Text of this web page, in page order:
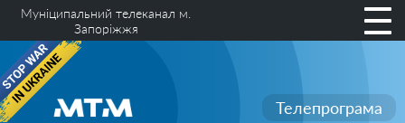
Муніципальний телеканал м.
Запоріжжя
Телепрограма